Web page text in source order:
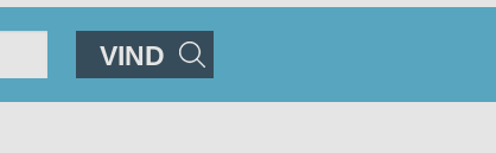
VIND